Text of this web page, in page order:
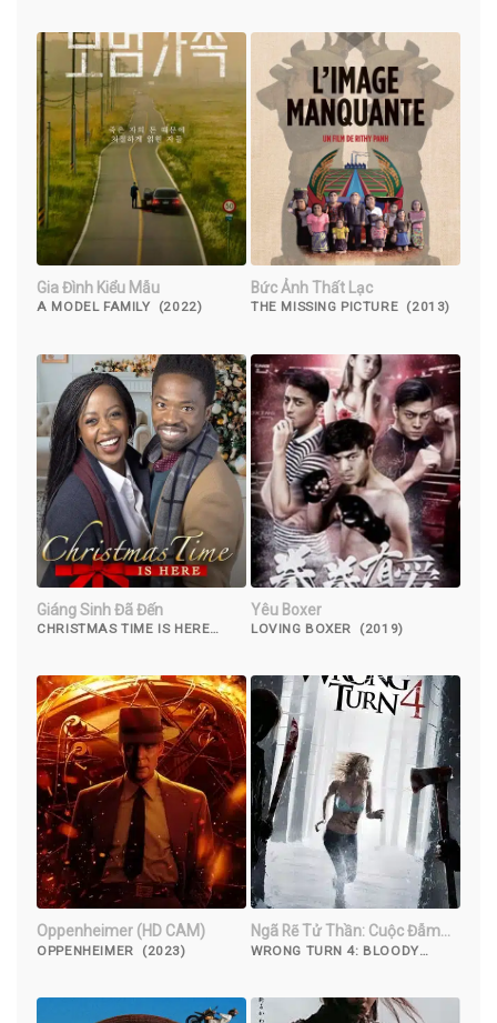
Gia Đình Kiểu Mẫu
A MODEL FAMILY (2022)
Bức Ảnh Thất Lạc
THE MISSING PICTURE (2013)
Giáng Sinh Đã Đến
CHRISTMAS TIME IS HERE
Yêu Boxer
LOVING BOXER (2019)
Oppenheimer (HD CAM)
OPPENHEIMER (2023)
Ngã Rẽ Tử Thần: Cuộc Đẫm
Máu Bắt Đầu
WRONG TURN 4: BLOODY